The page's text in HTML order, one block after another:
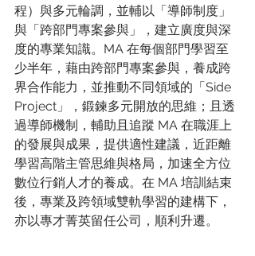
程）與多元輪調，並輔以「導師制度」
與「跨部門專案參與」，建立廣度與深
度的專業知識。MA 在每個部門學習至
少半年，藉由跨部門專案參與，養成跨
界合作能力，並推動不同領域的「Side
Project」，鍛鍊多元開放的思維；且透
過導師機制，輔助且追蹤 MA 在職涯上
的發展與成果，提供適性建議，近距離
學習高階主管思維與格局，加速全方位
數位行銷人才的養成。在 MA 培訓結束
後，專業及跨領域雙軌學習的建構下，
亦以專才菁英留任公司，順利升遷。